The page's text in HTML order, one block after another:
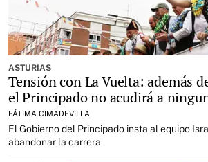
ASTURIAS
Tensión con La Vuelta: además
el Principado no acudirá a
FÁTIMA CIMADEVILLA
El Gobierno del Principado insta al equipo
abandonar la carrera